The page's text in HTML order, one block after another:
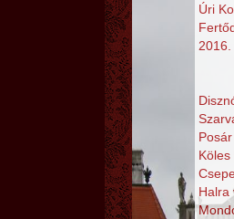
Úri
2016.
Halra